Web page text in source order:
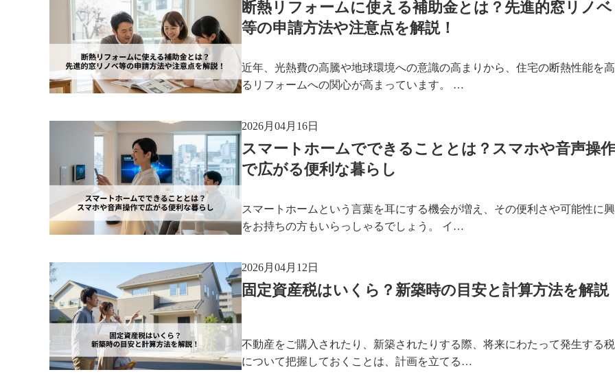
断熱リフォームに使える補助金とは？先進的窓リノベ
等の申請方法や注意点を解説！
近年、光熱費の高騰や地球環境への意識の高まりから、住宅の断熱性能を
るリフォームへの関心が高まっています。 …
2026月04月16日
スマートホームでできることとは？スマホや音声操作
で広がる便利な暮らし
スマートホームという言葉を耳にする機会が増え、その便利さや可能性に
をお持ちの方もいらっしゃるでしょう。 イ…
2026月04月12日
固定資産税はいくら？新築時の目安と計算方法を解説
不動産をご購入されたり、新築されたりする際、将来にわたって発生する
について把握しておくことは、計画を立てる…